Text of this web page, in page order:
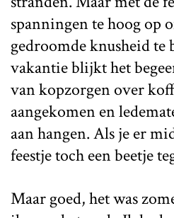
spanningen te hoog op
gedroomde knusheid te
vakantie blijkt het
van kopzorgen over
aangekomen en
aan hangen. Als je er
feestje toch een beetje
Maar goed, het was